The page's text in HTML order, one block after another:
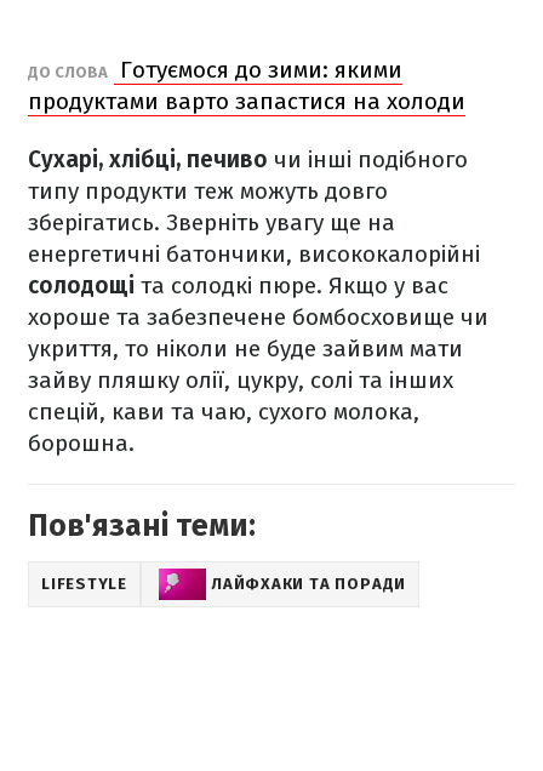
ДО СЛОВА
Готуємося до зими: якими
продуктами варто запастися на холоди
Сухарі, хлібці, печиво чи інші подібного
типу продукти теж можуть довго
зберігатись. Зверніть увагу ще на
енергетичні батончики, висококалорійні
солодощі та солодкі пюре. Якщо у вас
хороше та забезпечене бомбосховище чи
укриття, то ніколи не буде зайвим мати
зайву пляшку олії, цукру, солі та інших
спецій, кави та чаю, сухого молока,
борошна.
Пов'язані теми:
LIFESTYLE ЛАЙФХАКИ ТА ПОРАДИ